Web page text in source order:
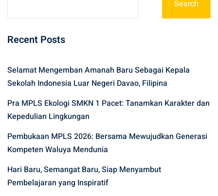
Search
Recent Posts
Selamat Mengemban Amanah Baru Sebagai Kepala
Sekolah Indonesia Luar Negeri Davao, Filipina
Pra MPLS Ekologi SMKN 1 Pacet: Tanamkan Karakter dan
Kepedulian Lingkungan
Pembukaan MPLS 2026: Bersama Mewujudkan Generasi
Kompeten Waluya Mendunia
Hari Baru, Semangat Baru, Siap Menyambut
Pembelajaran yang Inspiratif